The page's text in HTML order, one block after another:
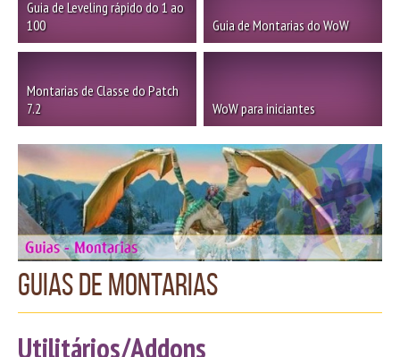
Guia de Leveling rápido do 1 ao
100
Guia de Montarias do WoW
Montarias de Classe do Patch
7.2
WoW para iniciantes
Guias de Montarias
Utilitários/Addons